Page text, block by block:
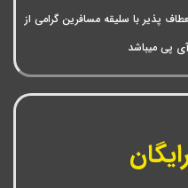
پذیر با سلیقه مسافرین گرامی از
پی میباشد